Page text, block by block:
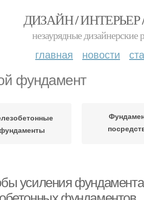
ДИЗАЙН / ИНТЕРЬЕР
незаурядные дизайнерские
главная новости
фундамент
усиления